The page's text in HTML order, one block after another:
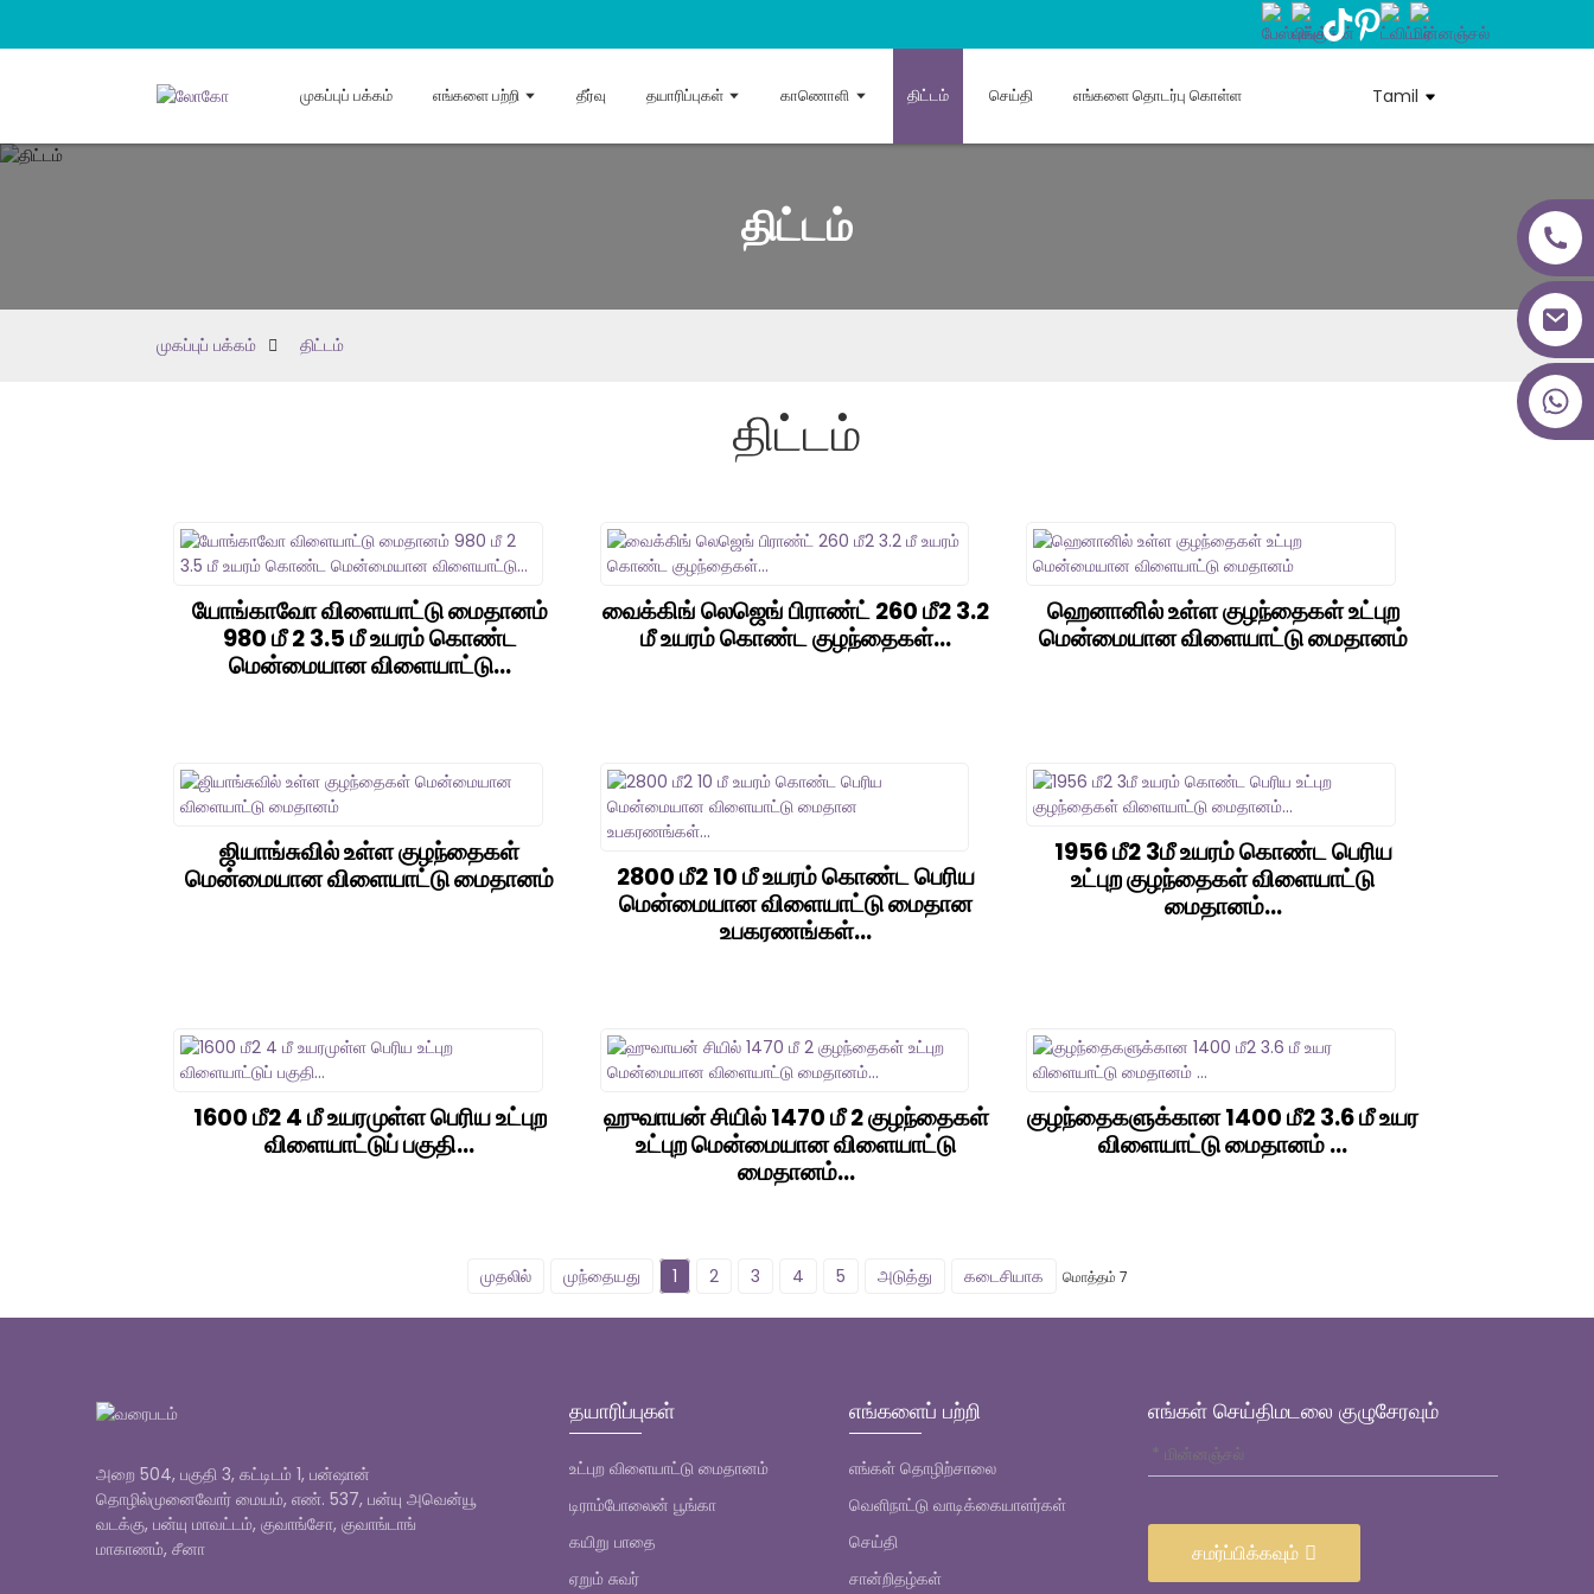
முகப்புப் பக்கம் எங்களை பற்றி தீர்வு தயாரிப்புகள் காணொளி திட்டம் செய்தி எங்களை தொடர்பு கொள்ள Tamil
திட்டம்
முகப்புப் பக்கம் திட்டம்
திட்டம்
யோங்காவோ விளையாட்டு மைதானம்
980 மீ 2 3.5 மீ உயரம் கொண்ட
மென்மையான விளையாட்டு...
வைக்கிங் லெஜெங் பிராண்ட் 260 மீ2 3.2
மீ உயரம் கொண்ட குழந்தைகள்...
ஹெனானில் உள்ள குழந்தைகள் உட்புற
மென்மையான விளையாட்டு மைதானம்
ஜியாங்சுவில் உள்ள குழந்தைகள்
மென்மையான விளையாட்டு மைதானம்
2800 மீ2 10 மீ உயரம் கொண்ட பெரிய
மென்மையான விளையாட்டு மைதான
உபகரணங்கள்...
1956 மீ2 3மீ உயரம் கொண்ட பெரிய
உட்புற குழந்தைகள் விளையாட்டு
மைதானம்...
1600 மீ2 4 மீ உயரமுள்ள பெரிய உட்புற
விளையாட்டுப் பகுதி...
ஹுவாயன் சியில் 1470 மீ 2 குழந்தைகள்
உட்புற மென்மையான விளையாட்டு
மைதானம்...
குழந்தைகளுக்கான 1400 மீ2 3.6 மீ உயர
விளையாட்டு மைதானம் ...
முதலில் முந்தையது 1 2 3 4 5 அடுத்து கடைசியாக மொத்தம் 7
அறை 504, பகுதி 3, கட்டிடம் 1, பன்ஷான்
தொழில்முனைவோர் மையம், எண். 537, பன்யு அவென்யூ
வடக்கு, பன்யு மாவட்டம், குவாங்சோ, குவாங்டாங்
மாகாணம், சீனா
தயாரிப்புகள்
உட்புற விளையாட்டு மைதானம்
டிராம்போலைன் பூங்கா
கயிறு பாதை
ஏறும் சுவர்
எங்களைப் பற்றி
எங்கள் தொழிற்சாலை
வெளிநாட்டு வாடிக்கையாளர்கள்
செய்தி
சான்றிதழ்கள்
எங்கள் செய்திமடலை குழுசேரவும்
சமர்ப்பிக்கவும்